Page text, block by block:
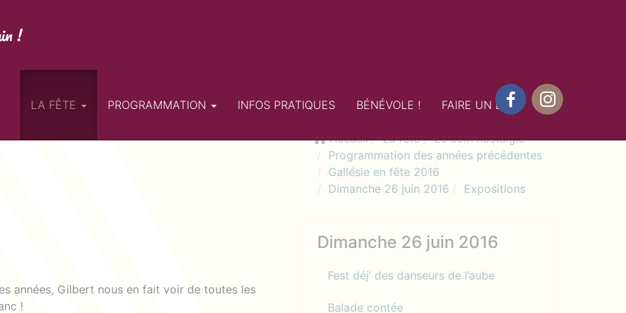
!
LA FÊTE PROGRAMMATION INFOS PRATIQUES BÉNÉVOLE !
FAIRE UN DON
années, Gilbert nous en fait voir de toutes les
!
Accueil La fête
Le coin nostalgie
Programmation des années précédentes
Gallésie en fête 2016
Dimanche 26 juin 2016
Expositions
Dimanche 26 juin 2016
Fest déj’ des danseurs de l’aube
Balade contée